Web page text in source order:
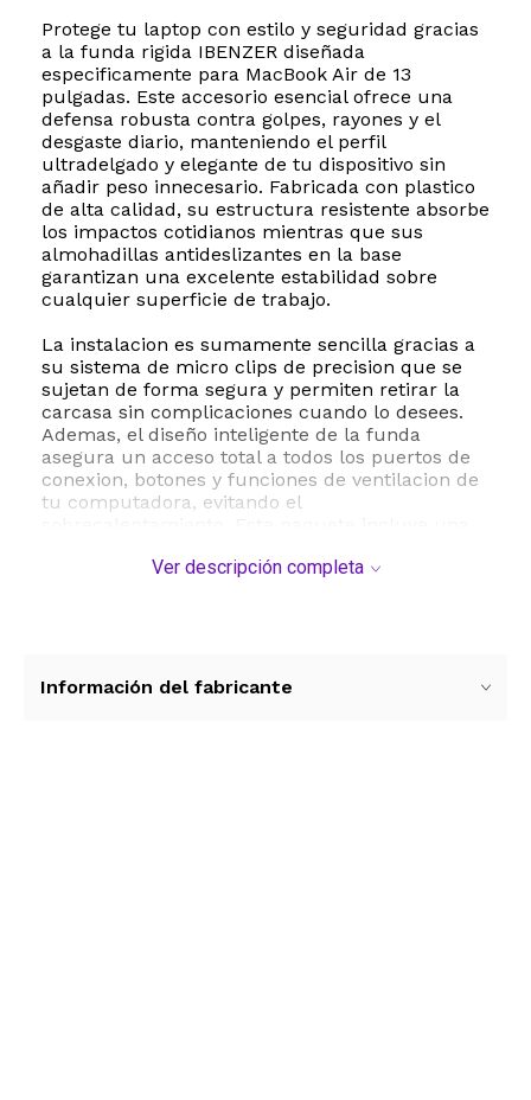
Protege tu laptop con estilo y seguridad gracias
a la funda rigida IBENZER diseñada
especificamente para MacBook Air de 13
pulgadas. Este accesorio esencial ofrece una
defensa robusta contra golpes, rayones y el
desgaste diario, manteniendo el perfil
ultradelgado y elegante de tu dispositivo sin
añadir peso innecesario. Fabricada con plastico
de alta calidad, su estructura resistente absorbe
los impactos cotidianos mientras que sus
almohadillas antideslizantes en la base
garantizan una excelente estabilidad sobre
cualquier superficie de trabajo.
La instalacion es sumamente sencilla gracias a
su sistema de micro clips de precision que se
sujetan de forma segura y permiten retirar la
carcasa sin complicaciones cuando lo desees.
Ademas, el diseño inteligente de la funda
asegura un acceso total a todos los puertos de
conexion, botones y funciones de ventilacion de
tu computadora, evitando el
contra derrames accidentales de liquidos, polvo
los modelos de MacBook Air de 13 pulgadas
Ver descripción completa
Información del fabricante